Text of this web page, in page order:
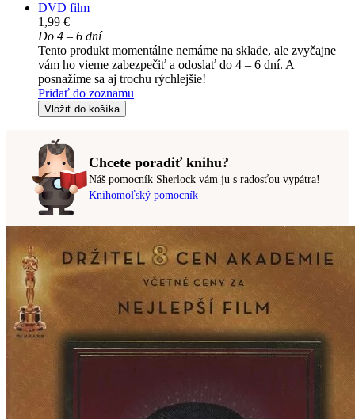
DVD film
1,99 €
Do 4 – 6 dní
Tento produkt momentálne nemáme na sklade, ale zvyčajne
vám ho vieme zabezpečiť a odoslať do 4 – 6 dní. A
posnažíme sa aj trochu rýchlejšie!
Pridať do zoznamu
Vložiť do košíka
Chcete poradiť knihu?
Náš pomocník Sherlock vám ju s radosťou vypátra!
Knihomoľský pomocník